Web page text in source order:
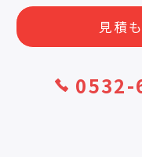
見積
0532-